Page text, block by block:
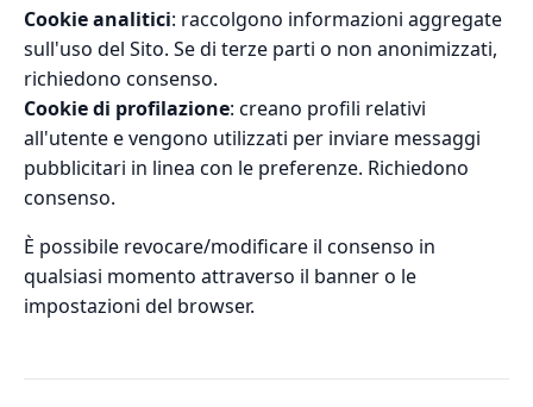
Cookie analitici: raccolgono informazioni aggregate
sull'uso del Sito. Se di terze parti o non anonimizzati,
richiedono consenso.
Cookie di profilazione: creano profili relativi
all'utente e vengono utilizzati per inviare messaggi
pubblicitari in linea con le preferenze. Richiedono
consenso.
È possibile revocare/modificare il consenso in
qualsiasi momento attraverso il banner o le
impostazioni del browser.